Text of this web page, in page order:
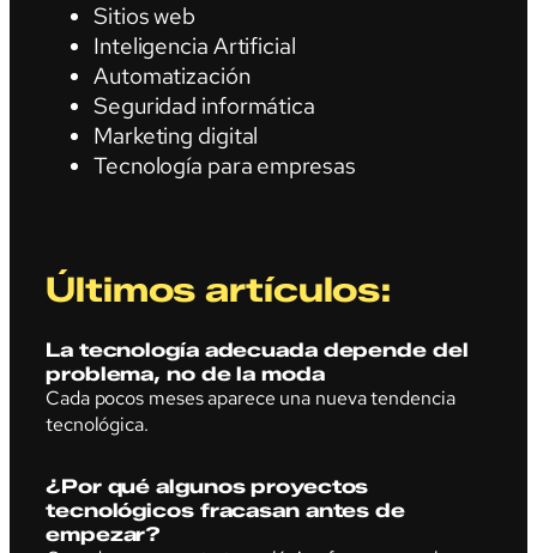
Sitios web
Inteligencia Artificial
Automatización
Seguridad informática
Marketing digital
Tecnología para empresas
Últimos artículos:
La tecnología adecuada depende del
problema, no de la moda
Cada pocos meses aparece una nueva tendencia
tecnológica.
¿Por qué algunos proyectos
tecnológicos fracasan antes de
empezar?